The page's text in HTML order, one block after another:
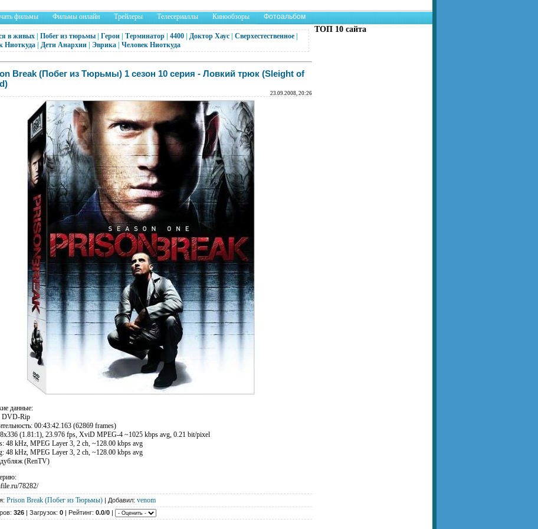
фильмы Фильмы онлайн Трейлеры Телесериаллы Кинообзоры Фотоальбом
в живых Побег из тюрьмы Герои Терминатор 4400 Доктор Хаус Сверхестественное
Ниоткуда
Дети Анархии Эврика Человек Ниоткуда
Break (Побег из Тюрьмы) 1 сезон 10 серия - Ловкий трюк (Sleight of
23.09.2008, 20:26
данные:
DVD-Rip
00:43:42.163 (62869 frames)
(1.81:1), 23.976 fps, XviD MPEG-4 ~1025 kbps avg, 0.21 bit/pixel
48 kHz, MPEG Layer 3, 2 ch, ~128.00 kbps avg
48 kHz, MPEG Layer 3, 2 ch, ~128.00 kbps avg
(RenTV)
78282/
Prison Break (Побег из Тюрьмы) | Добавил: venom
326 | Загрузок: 0 | Рейтинг: 0.0/0 |
ТОП 10 сайта